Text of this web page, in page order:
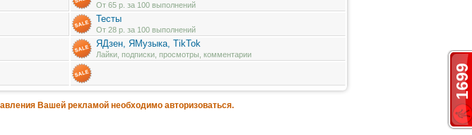
1699
От 65 р. за 100 выполнений
Тесты
От 28 р. за 100 выполнений
ЯДзен, ЯМузыка, TikTok
Лайки, подписки, просмотры, комментарии
Вашей рекламой необходимо авторизоваться.